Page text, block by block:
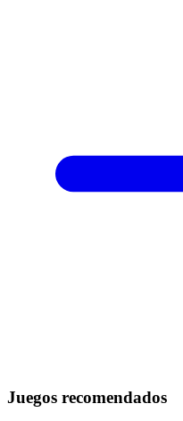
Juegos recomendados